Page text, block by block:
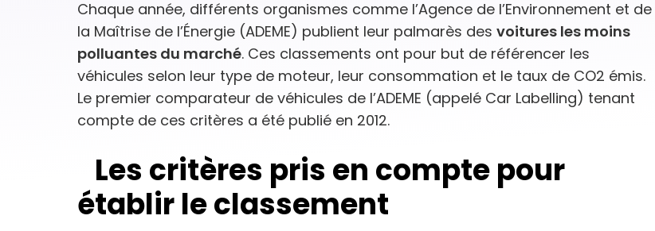
Chaque année, différents organismes comme l’Agence de l’Environnement et de
la Maîtrise de l’Énergie (ADEME) publient leur palmarès des voitures les moins
polluantes du marché. Ces classements ont pour but de référencer les
véhicules selon leur type de moteur, leur consommation et le taux de CO2 émis.
Le premier comparateur de véhicules de l’ADEME (appelé Car Labelling) tenant
compte de ces critères a été publié en 2012.
Les critères pris en compte pour
établir le classement